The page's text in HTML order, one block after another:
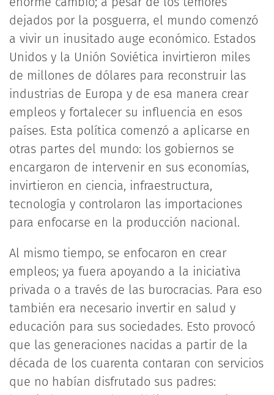
dejados por la posguerra, el mundo comenzó
a vivir un inusitado auge económico. Estados
Unidos y la Unión Soviética invirtieron miles
de millones de dólares para reconstruir las
industrias de Europa y de esa manera crear
empleos y fortalecer su influencia en esos
países. Esta política comenzó a aplicarse en
otras partes del mundo: los gobiernos se
encargaron de intervenir en sus economías,
invirtieron en ciencia, infraestructura,
tecnología y controlaron las importaciones
para enfocarse en la producción nacional.
Al mismo tiempo, se enfocaron en crear
empleos; ya fuera apoyando a la iniciativa
privada o a través de las burocracias. Para eso
también era necesario invertir en salud y
educación para sus sociedades. Esto provocó
que las generaciones nacidas a partir de la
década de los cuarenta contaran con servicios
que no habían disfrutado sus padres: